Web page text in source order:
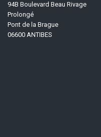
94B Boulevard Beau Rivage
Prolongé
Pont de la Brague
06600 ANTIBES